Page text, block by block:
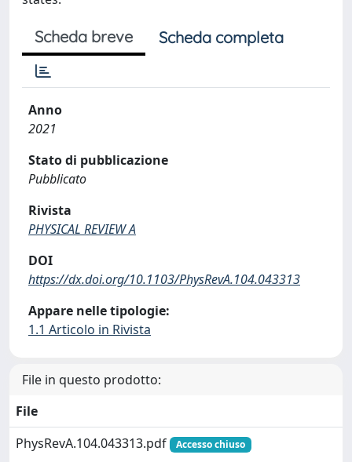
Scheda breve Scheda completa
Anno
2021
Stato di pubblicazione
Pubblicato
Rivista
PHYSICAL REVIEW A
DOI
https://dx.doi.org/10.1103/PhysRevA.104.043313
Appare nelle tipologie:
1.1 Articolo in Rivista
File in questo prodotto:
File
PhysRevA.104.043313.pdf
Accesso chiuso